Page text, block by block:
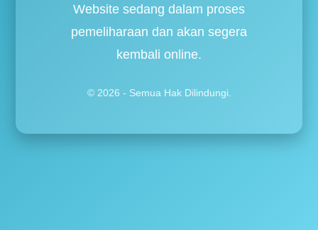
Website sedang dalam proses
pemeliharaan dan akan segera
kembali online.
© 2026 - Semua Hak Dilindungi.